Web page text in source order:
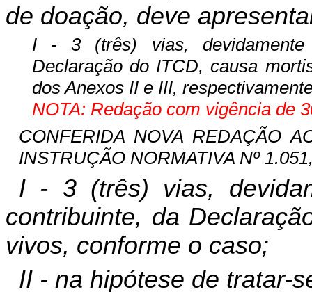
de doação, deve
I - 3 (três) vias, devidamente
Declaração do ITCD, causa
dos Anexos II e III,
NOTA: Redação com vigência de
CONFERIDA NOVA REDAÇÃO
INSTRUÇÃO NORMATIVA Nº
I - 3 (três) vias,
contribuinte, da
vivos, conforme o caso;
II - na hipótese de tratar-